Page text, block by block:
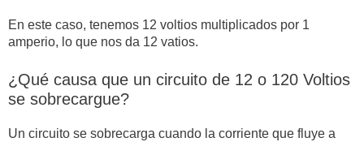
En este caso, tenemos 12 voltios multiplicados por 1
amperio, lo que nos da 12 vatios.
¿Qué causa que un circuito de 12 o 120 Voltios
se sobrecargue?
Un circuito se sobrecarga cuando la corriente que fluye a